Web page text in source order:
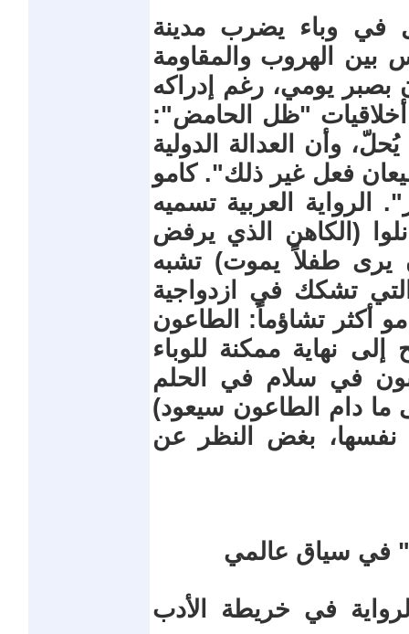
كامو (1947): تأمل في وباء يضرب مدينة
بين الهروب والمقاومة
بصبر يومي، رغم إدراكه
أخلاقيات "ظل الحامض":
وأن العدالة الدولية
فعل غير ذلك". كامو
الرواية العربية تسميه
(الكاهن الذي يرفض
يرى طفلاً يموت) تشبه
تشكك في ازدواجية
أكثر تشاؤماً: الطاعون
إلى نهاية ممكنة للوباء
في سلام في الحلم
ما دام الطاعون سيعود)
نفسها، بغض النظر عن
في سياق عالمي
في خريطة الأدب